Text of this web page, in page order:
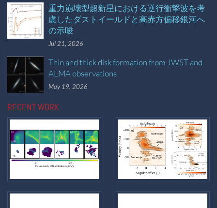
重力崩壊型超新星における逆行衝撃波を考
慮したダストイールドと高赤方偏移銀河へ
の示唆
Jul 21, 2026
Thin and thick disk formation from JWST and
ALMA observations
May 19, 2026
RECENT WORK